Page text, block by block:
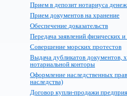
Прием в депозит нотариуса
Прием документов на хранение
Обеспечение доказательств
Передача заявлений физических
Совершение морских протестов
Выдача дубликатов документов,
нотариальной конторы
Оформление наследственных
наследства)
Договор купли-продажи